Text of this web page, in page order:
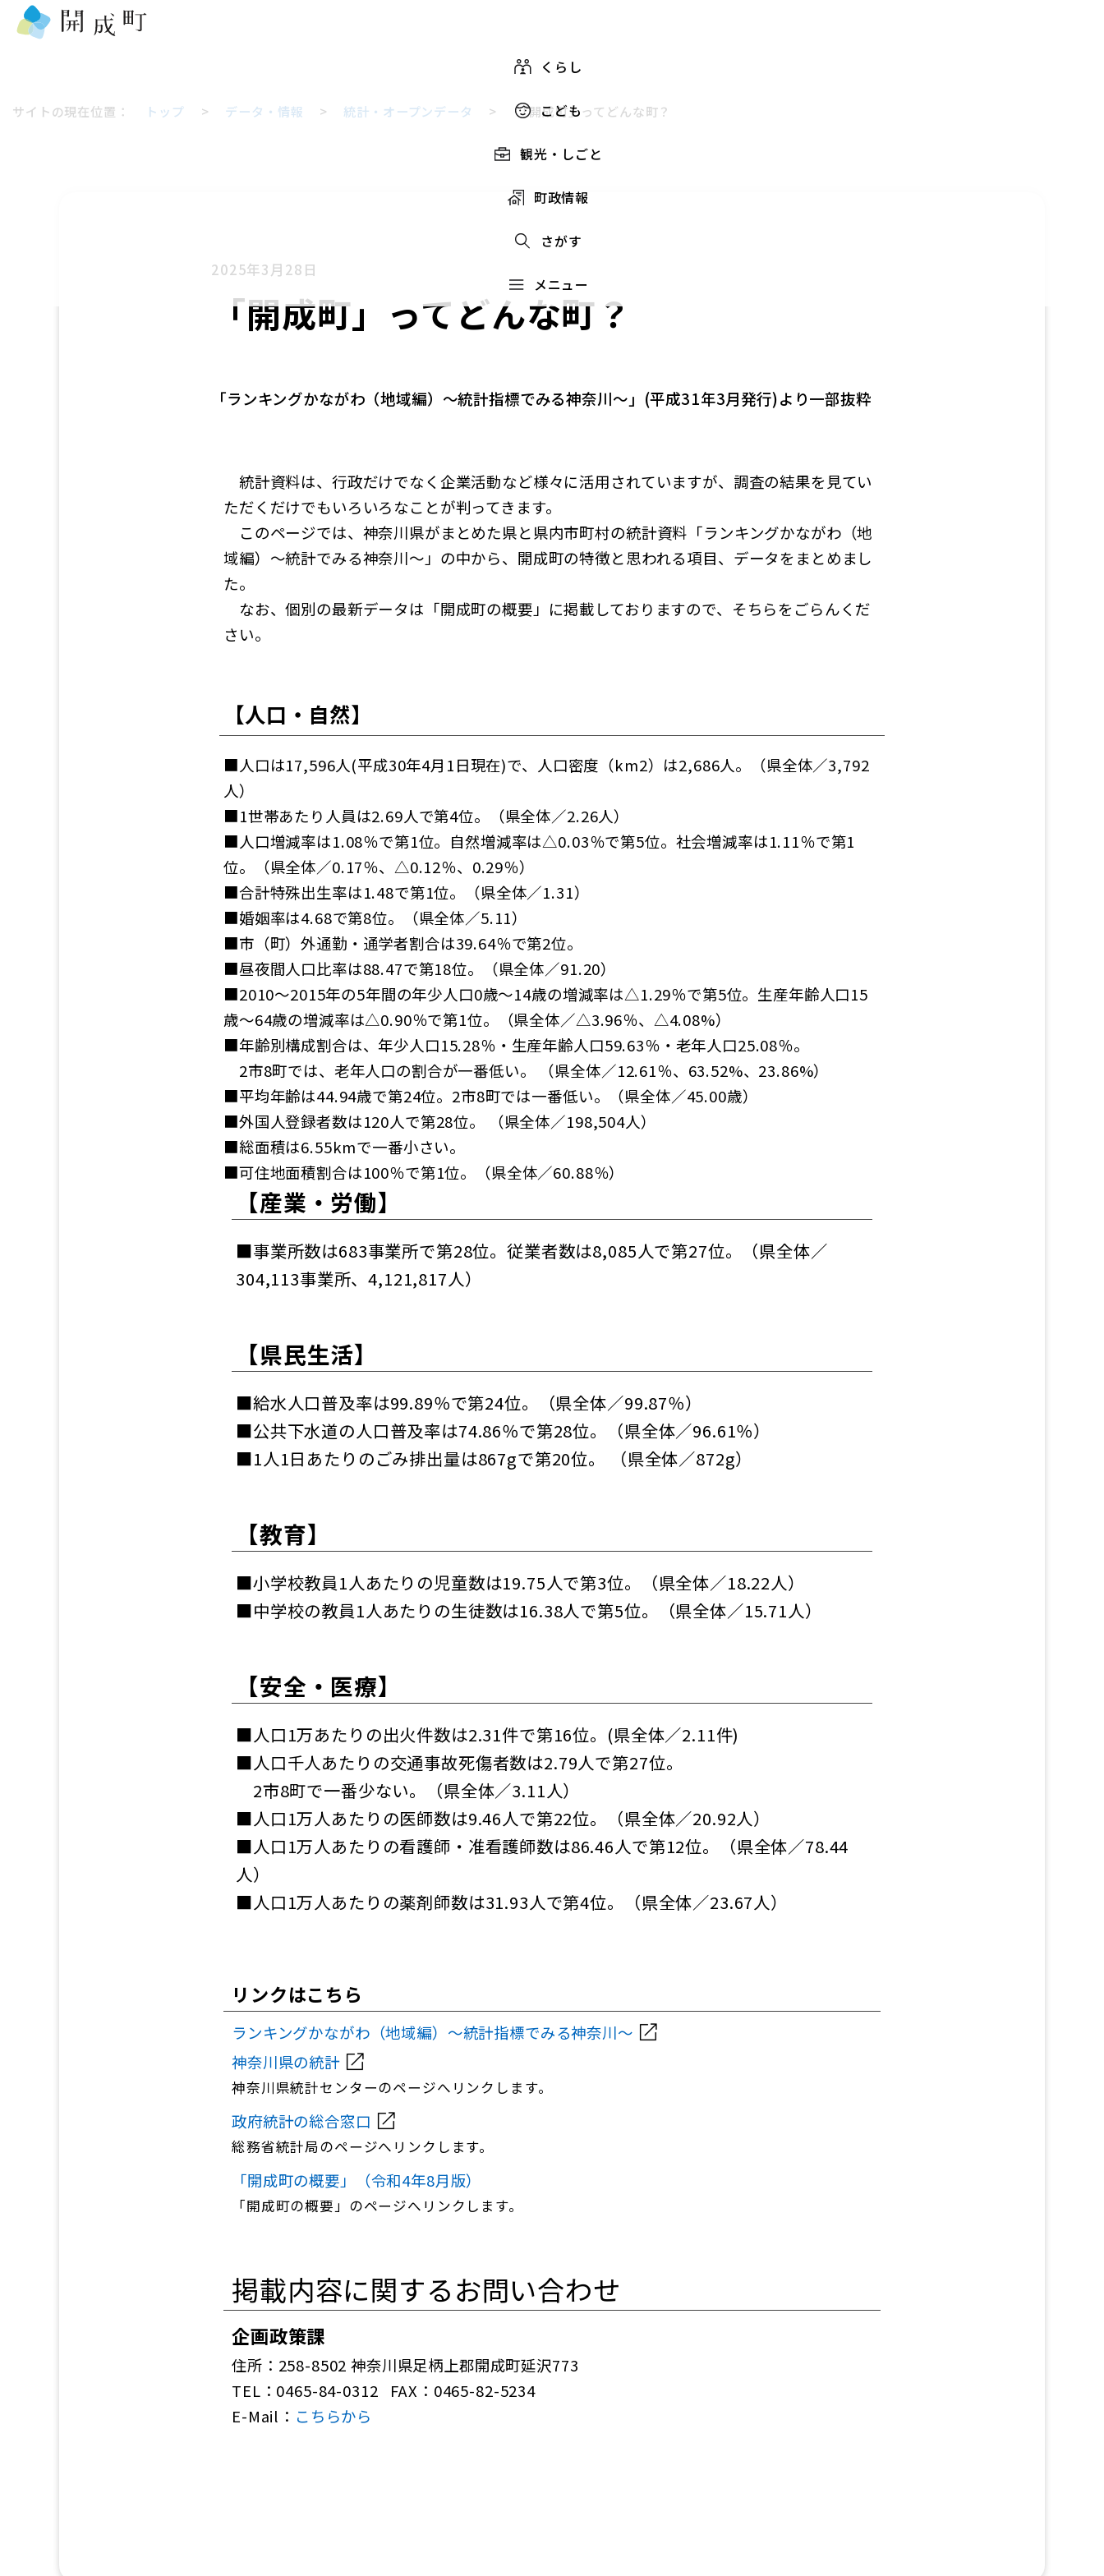
くらし
こども
観光・しごと
町政情報
さがす
メニュー
サイトの現在位置： トップ > データ・情報 > 統計・オープンデータ > 「開成町」ってどんな町？
2025年3月28日
「開成町」ってどんな町？
「ランキングかながわ（地域編）～統計指標でみる神奈川～」(平成31年3月発行)より一部抜粋
統計資料は、行政だけでなく企業活動など様々に活用されていますが、調査の結果を見てい
ただくだけでもいろいろなことが判ってきます。
このページでは、神奈川県がまとめた県と県内市町村の統計資料「ランキングかながわ（地
域編）～統計でみる神奈川～」の中から、開成町の特徴と思われる項目、データをまとめまし
た。
なお、個別の最新データは「開成町の概要」に掲載しておりますので、そちらをごらんくだ
さい。
【人口・自然】
■人口は17,596人(平成30年4月1日現在)で、人口密度（km2）は2,686人。（県全体／3,792
人）
■1世帯あたり人員は2.69人で第4位。（県全体／2.26人）
■人口増減率は1.08％で第1位。自然増減率は△0.03％で第5位。社会増減率は1.11％で第1
位。（県全体／0.17％、△0.12％、0.29％）
■合計特殊出生率は1.48で第1位。（県全体／1.31）
■婚姻率は4.68で第8位。（県全体／5.11）
■市（町）外通勤・通学者割合は39.64％で第2位。
■昼夜間人口比率は88.47で第18位。（県全体／91.20）
■2010～2015年の5年間の年少人口0歳～14歳の増減率は△1.29％で第5位。生産年齢人口15
歳～64歳の増減率は△0.90％で第1位。（県全体／△3.96％、△4.08%）
■年齢別構成割合は、年少人口15.28％・生産年齢人口59.63％・老年人口25.08％。
2市8町では、老年人口の割合が一番低い。 （県全体／12.61％、63.52%、23.86%）
■平均年齢は44.94歳で第24位。2市8町では一番低い。（県全体／45.00歳）
■外国人登録者数は120人で第28位。 （県全体／198,504人）
■総面積は6.55kmで一番小さい。
■可住地面積割合は100％で第1位。（県全体／60.88％）
【産業・労働】
■事業所数は683事業所で第28位。従業者数は8,085人で第27位。（県全体／
304,113事業所、4,121,817人）
【県民生活】
■給水人口普及率は99.89％で第24位。（県全体／99.87％）
■公共下水道の人口普及率は74.86％で第28位。（県全体／96.61％）
■1人1日あたりのごみ排出量は867gで第20位。 （県全体／872g）
【教育】
■小学校教員1人あたりの児童数は19.75人で第3位。（県全体／18.22人）
■中学校の教員1人あたりの生徒数は16.38人で第5位。（県全体／15.71人）
【安全・医療】
■人口1万あたりの出火件数は2.31件で第16位。(県全体／2.11件)
■人口千人あたりの交通事故死傷者数は2.79人で第27位。
2市8町で一番少ない。（県全体／3.11人）
■人口1万人あたりの医師数は9.46人で第22位。（県全体／20.92人）
■人口1万人あたりの看護師・准看護師数は86.46人で第12位。（県全体／78.44
人）
■人口1万人あたりの薬剤師数は31.93人で第4位。（県全体／23.67人）
リンクはこちら
ランキングかながわ（地域編）～統計指標でみる神奈川～
神奈川県の統計
神奈川県統計センターのページへリンクします。
政府統計の総合窓口
総務省統計局のページへリンクします。
「開成町の概要」（令和4年8月版）
「開成町の概要」のページへリンクします。
掲載内容に関するお問い合わせ
企画政策課
住所：258-8502 神奈川県足柄上郡開成町延沢773
TEL：0465-84-0312
FAX：0465-82-5234
E-Mail： こちらから